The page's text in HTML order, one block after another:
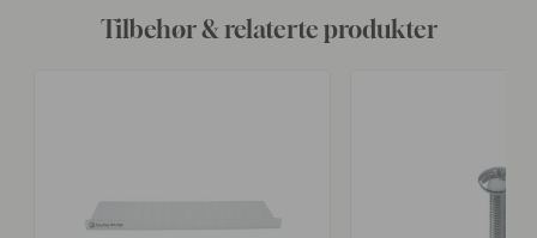
Tilbehør & relaterte produkter